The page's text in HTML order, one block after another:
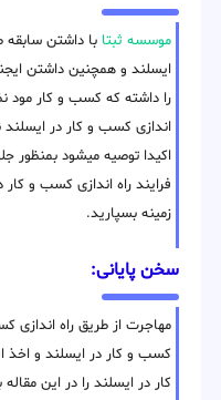
موسسه ثبتا با داشتن سابقه
ایسلند و همچنین داشتن
را داشته که کسب و کار مود
اندازی کسب و کار در ایسلند
اکیدا توصیه میشود بمنظور
فرایند راه اندازی کسب و
زمینه بسپارید.
سخن پایانی:
مهاجرت از طریق راه اندازی
کسب و کار در ایسلند و اخذ
کار در ایسلند را در این